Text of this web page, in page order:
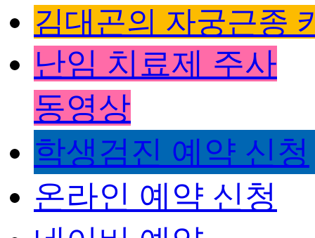
김대곤의 자궁근종
난임 치료제 주사
동영상
학생검진 예약 신청
온라인 예약 신청